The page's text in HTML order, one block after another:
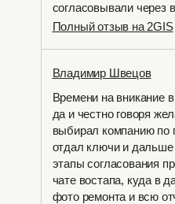
Полный отзыв на 2GIS
согласовывали через
Владимир Швецов
Времени на вникание
да и честно говоря
выбирал компанию по
отдал ключи и дальше
этапы согласования
чате востапа, куда в
фото ремонта и всю